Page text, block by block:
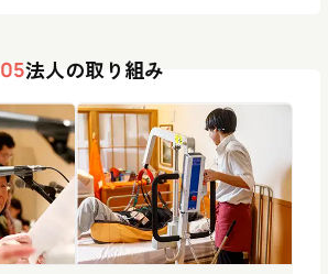
05法人の取り組み